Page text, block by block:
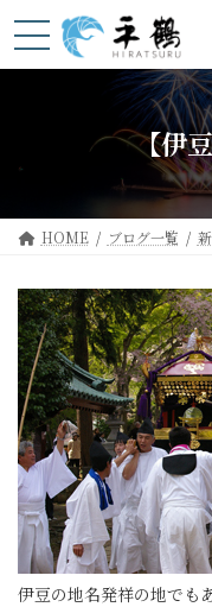
ン
プ
ビ
動
【伊
HOME ブログ一覧
伊豆の地名発祥の地でも